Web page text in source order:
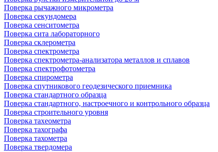
Поверка рычажного микрометра
Поверка секундомера
Поверка сенситометра
Поверка сита лабораторного
Поверка склерометра
Поверка спектрометра
Поверка спектрометра-анализатора металлов и сплавов
Поверка спектрофотометра
Поверка спирометра
Поверка спутникового геодезического приемника
Поверка стандартного образца
Поверка стандартного, настроечного и контрольного образца
Поверка строительного уровня
Поверка тахеометра
Поверка тахографа
Поверка тахометра
Поверка твердомера